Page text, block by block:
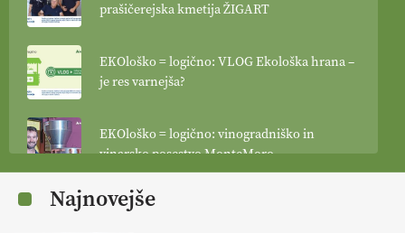
prašičerejska kmetija ŽIGART
EKOloško = logično: VLOG Ekološka hrana –
je res varnejša?
EKOloško = logično: vinogradniško in
vinarsko posestvo MonteMoro
EKOloško = logično: ekološka kmetija
Najnovejše